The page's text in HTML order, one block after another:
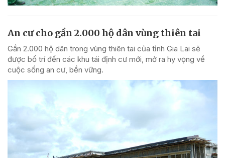
An cư cho gần 2.000 hộ dân vùng thiên tai
Gần 2.000 hộ dân trong vùng thiên tai của tỉnh Gia Lai sẽ
được bố trí đến các khu tái định cư mới, mở ra hy vọng về
cuộc sống an cư, bền vững.